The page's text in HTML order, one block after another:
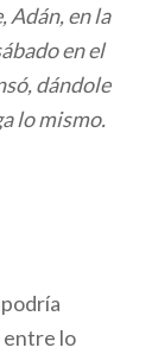
Adán, en la
en el
dándole
lo mismo.
lo